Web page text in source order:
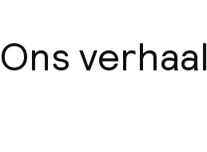
Ons verhaal